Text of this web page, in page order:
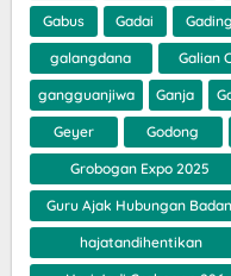
Gabus Gadai Gading
galangdana Galian
gangguanjiwa Ganja
Geyer Godong
Grobogan Expo 2025
Guru Ajak Hubungan Badan
hajatandihentikan